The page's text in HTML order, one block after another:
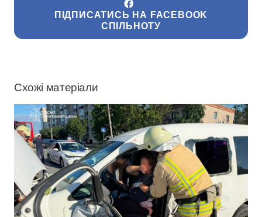
ПІДПИСАТИСЬ НА FACEBOOK
СПІЛЬНОТУ
Схожі матеріали